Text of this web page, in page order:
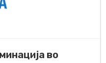
во